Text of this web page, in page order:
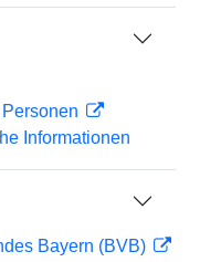
Informationen
Bayern (BVB)